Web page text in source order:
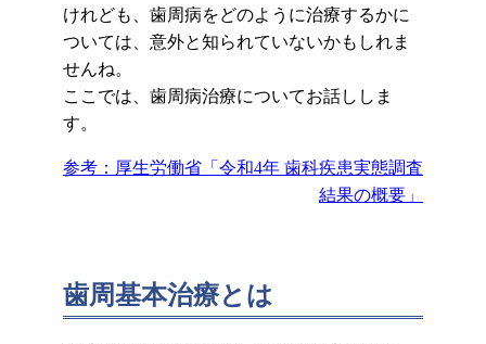
けれども、歯周病をどのように治療するかに
ついては、意外と知られていないかもしれま
せんね。
ここでは、歯周病治療についてお話ししま
す。
参考：厚生労働省「令和4年 歯科疾患実態調査
結果の概要」
歯周基本治療とは